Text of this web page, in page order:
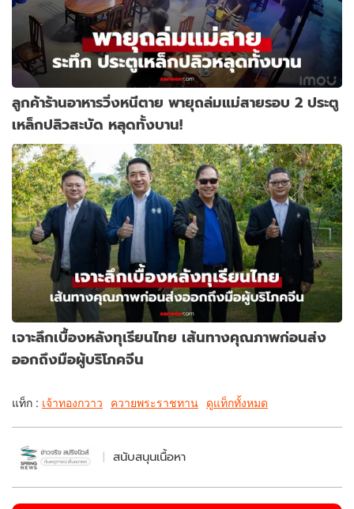
ลูกค้าร้านอาหารวิ่งหนีตาย พายุถล่มแม่สายรอบ 2 ประตู
เหล็กปลิวสะบัด หลุดทั้งบาน!
เจาะลึกเบื้องหลังทุเรียนไทย เส้นทางคุณภาพก่อนส่ง
ออกถึงมือผู้บริโภคจีน
แท็ก : เจ้าทองกวาว ควายพระราชทาน ดูแท็กทั้งหมด
สนับสนุนเนื้อหา